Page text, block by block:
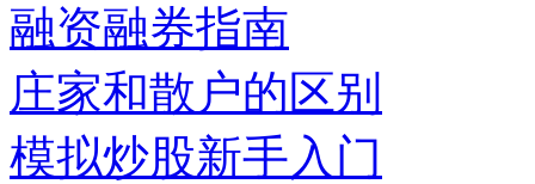
融资融券指南
庄家和散户的区别
模拟炒股新手入门